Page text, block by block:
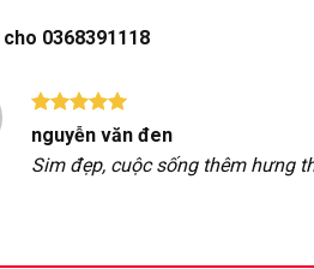
cho 0368391118
Được xếp
hạng55
sao
nguyễn văn đen
Sim đẹp, cuộc sống thêm hưng